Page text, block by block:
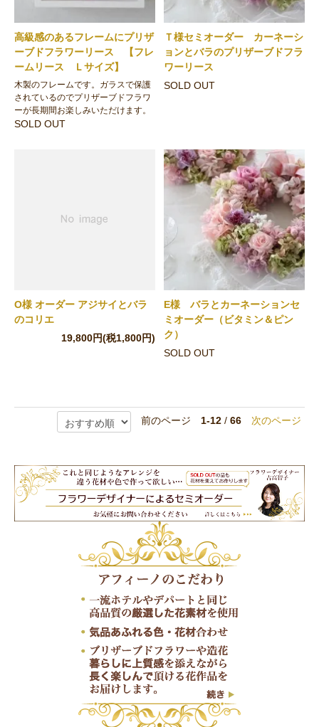
高級感のあるフレームにプリザ
ーブドフラワーリース 【フレ
ームリース Ｌサイズ】
木製のフレームです。ガラスで保護
されているのでプリザーブドフラワ
ーが長期間お楽しみいただけます。
SOLD OUT
Ｔ様セミオーダー カーネーシ
ョンとバラのプリザーブドフラ
ワーリース
SOLD OUT
O様 オーダー アジサイとバラ
のコリエ
19,800円(税1,800円)
E様 バラとカーネーションセ
ミオーダー（ビタミン＆ピン
ク）
SOLD OUT
前のページ 1-12 / 66 次のページ